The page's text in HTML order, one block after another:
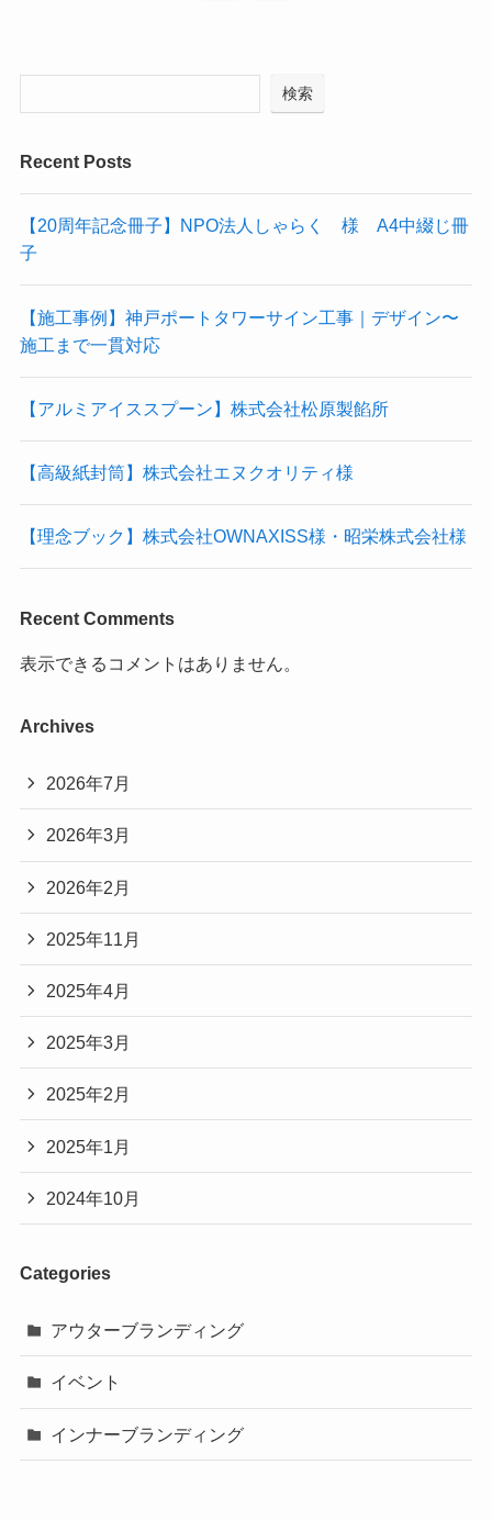
検索
Recent Posts
【20周年記念冊子】NPO法人しゃらく 様 A4中綴じ冊
子
【施工事例】神戸ポートタワーサイン工事｜デザイン〜
施工まで一貫対応
【アルミアイススプーン】株式会社松原製餡所
【高級紙封筒】株式会社エヌクオリティ様
【理念ブック】株式会社OWNAXISS様・昭栄株式会社様
Recent Comments
表示できるコメントはありません。
Archives
2026年7月
2026年3月
2026年2月
2025年11月
2025年4月
2025年3月
2025年2月
2025年1月
2024年10月
Categories
アウターブランディング
イベント
インナーブランディング